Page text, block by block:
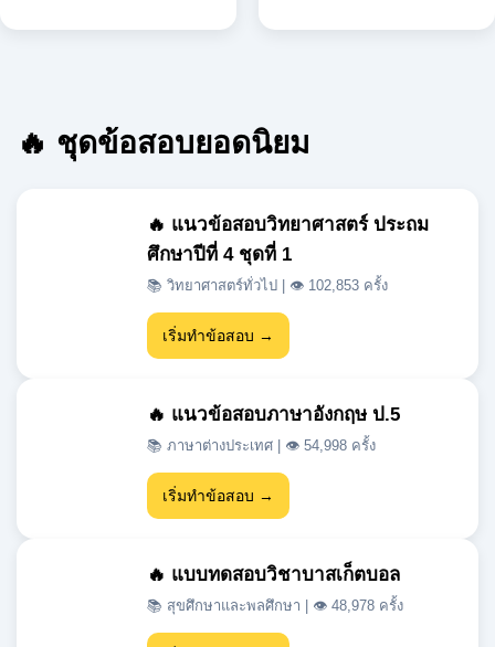
🔥 ชุดข้อสอบยอดนิยม
🔥 แนวข้อสอบวิทยาศาสตร์ ประถม
ศึกษาปีที่ 4 ชุดที่ 1
📚 วิทยาศาสตร์ทั่วไป | 👁 102,853 ครั้ง
เริ่มทำข้อสอบ →
🔥 แนวข้อสอบภาษาอังกฤษ ป.5
📚 ภาษาต่างประเทศ | 👁 54,998 ครั้ง
เริ่มทำข้อสอบ →
🔥 แบบทดสอบวิชาบาสเก็ตบอล
📚 สุขศึกษาและพลศึกษา | 👁 48,978 ครั้ง